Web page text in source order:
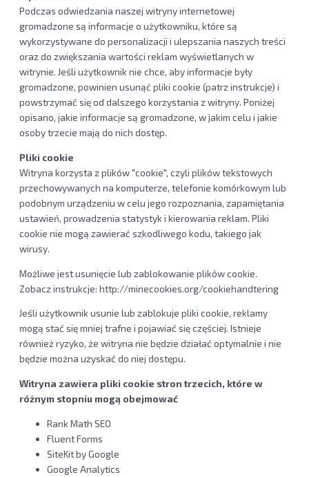
Podczas odwiedzania naszej witryny internetowej
gromadzone są informacje o użytkowniku, które są
wykorzystywane do personalizacji i ulepszania naszych treści
oraz do zwiększania wartości reklam wyświetlanych w
witrynie. Jeśli użytkownik nie chce, aby informacje były
gromadzone, powinien usunąć pliki cookie (patrz instrukcje) i
powstrzymać się od dalszego korzystania z witryny. Poniżej
opisano, jakie informacje są gromadzone, w jakim celu i jakie
osoby trzecie mają do nich dostęp.
Pliki cookie
Witryna korzysta z plików "cookie", czyli plików tekstowych
przechowywanych na komputerze, telefonie komórkowym lub
podobnym urządzeniu w celu jego rozpoznania, zapamiętania
ustawień, prowadzenia statystyk i kierowania reklam. Pliki
cookie nie mogą zawierać szkodliwego kodu, takiego jak
wirusy.
Możliwe jest usunięcie lub zablokowanie plików cookie.
Zobacz instrukcje: http://minecookies.org/cookiehandtering
Jeśli użytkownik usunie lub zablokuje pliki cookie, reklamy
mogą stać się mniej trafne i pojawiać się częściej. Istnieje
również ryzyko, że witryna nie będzie działać optymalnie i nie
będzie można uzyskać do niej dostępu.
Witryna zawiera pliki cookie stron trzecich, które w
różnym stopniu mogą obejmować
Rank Math SEO
Fluent Forms
SiteKit by Google
Google Analytics